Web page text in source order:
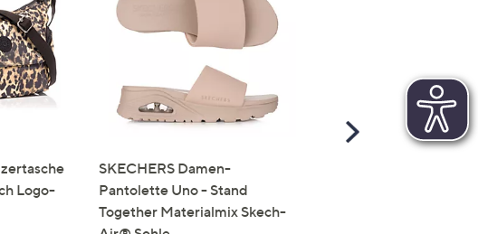
Logo-
SKECHERS Damen-
Pantolette Uno - Stand
Together Materialmix Skech-
Scroll